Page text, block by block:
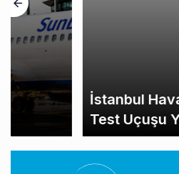
İstanbul
Test Uçuşu Yapıldı